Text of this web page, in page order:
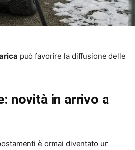
può favorire la diffusione delle
novità in arrivo a
è ormai diventato un